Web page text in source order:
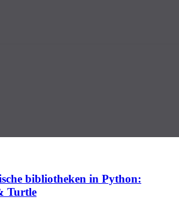
bibliotheken in Python:
Turtle